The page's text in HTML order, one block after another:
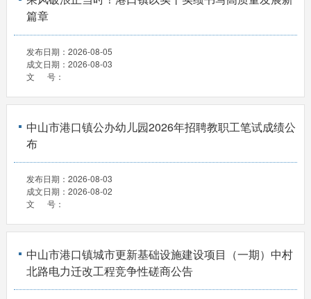
篇章
发布日期： 2026-08-05
成文日期： 2026-08-03
文 号：
中山市港口镇公办幼儿园2026年招聘教职工笔试成绩公
布
发布日期： 2026-08-03
成文日期： 2026-08-02
文 号：
中山市港口镇城市更新基础设施建设项目（一期）中村
北路电力迁改工程竞争性磋商公告